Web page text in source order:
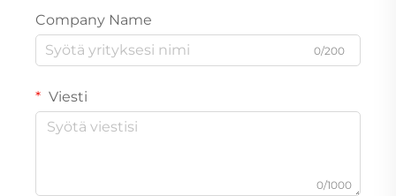
Company Name
0/200
Viesti
0/1000